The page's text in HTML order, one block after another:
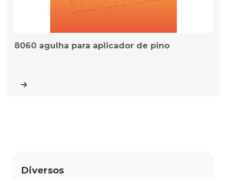
8060 agulha para aplicador de pino
Diversos